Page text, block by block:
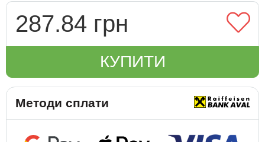
287.84 грн
КУПИТИ
Методи сплати